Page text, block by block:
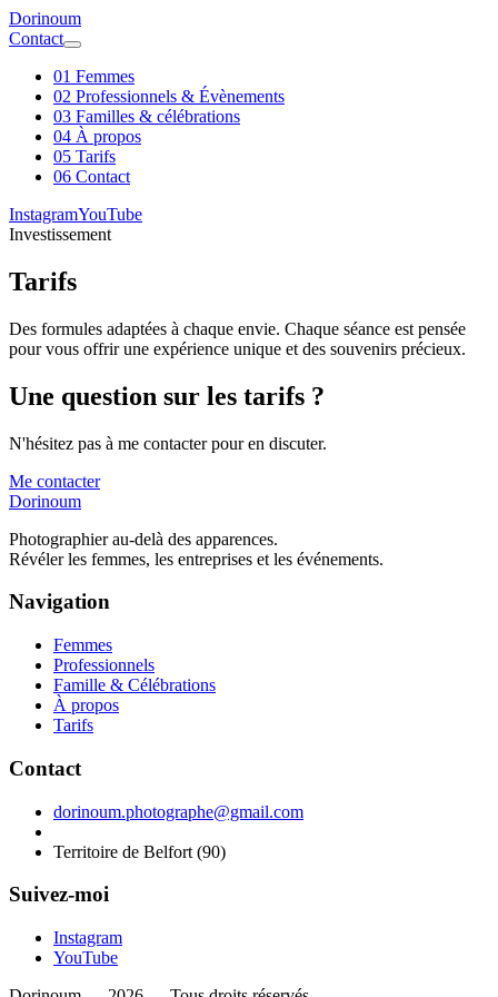
Dorinoum
Contact
01 Femmes
02 Professionnels & Évènements
03 Familles & célébrations
04 À propos
05 Tarifs
06 Contact
InstagramYouTube
Investissement
Tarifs
Des formules adaptées à chaque envie. Chaque séance est pensée
pour vous offrir une expérience unique et des souvenirs précieux.
Une question sur les tarifs ?
N'hésitez pas à me contacter pour en discuter.
Me contacter
Dorinoum
Photographier au-delà des apparences.
Révéler les femmes, les entreprises et les événements.
Navigation
Femmes
Professionnels
Famille & Célébrations
À propos
Tarifs
Contact
dorinoum.photographe@gmail.com
Territoire de Belfort (90)
Suivez-moi
Instagram
YouTube